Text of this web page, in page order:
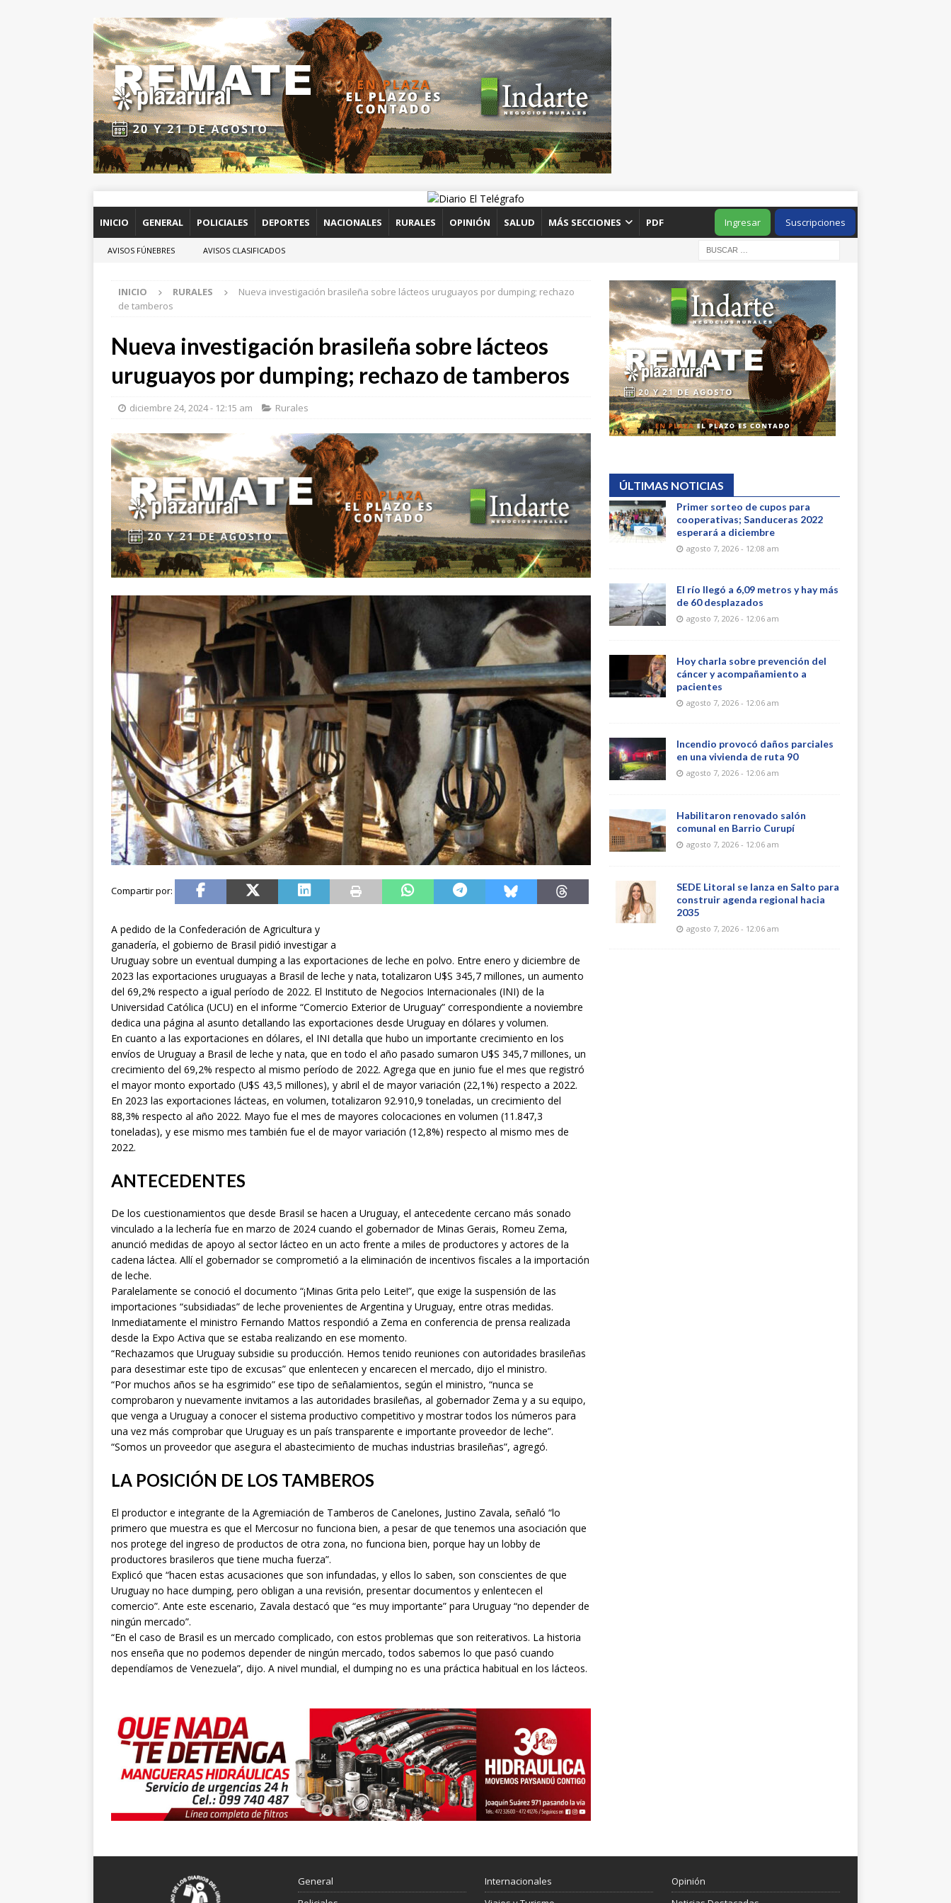
INICIO GENERAL POLICIALES DEPORTES NACIONALES RURALES OPINIÓN SALUD MÁS SECCIONES PDF Suscripciones
Ingresar
AVISOS FÚNEBRES AVISOS CLASIFICADOS
INICIO RURALES
Nueva investigación brasileña sobre lácteos uruguayos por dumping; rechazo
de tamberos
Nueva investigación brasileña sobre lácteos
uruguayos por dumping; rechazo de tamberos
diciembre 24, 2024 - 12:15 am Rurales
A pedido de la Confederación de Agricultura y
ganadería, el gobierno de Brasil pidió investigar a
Uruguay sobre un eventual dumping a las exportaciones de leche en polvo. Entre enero y diciembre de
2023 las exportaciones uruguayas a Brasil de leche y nata, totalizaron U$S 345,7 millones, un aumento
del 69,2% respecto a igual período de 2022. El Instituto de Negocios Internacionales (INI) de la
Universidad Católica (UCU) en el informe “Comercio Exterior de Uruguay” correspondiente a noviembre
dedica una página al asunto detallando las exportaciones desde Uruguay en dólares y volumen.
En cuanto a las exportaciones en dólares, el INI detalla que hubo un importante crecimiento en los
envíos de Uruguay a Brasil de leche y nata, que en todo el año pasado sumaron U$S 345,7 millones, un
crecimiento del 69,2% respecto al mismo período de 2022. Agrega que en junio fue el mes que registró
el mayor monto exportado (U$S 43,5 millones), y abril el de mayor variación (22,1%) respecto a 2022.
En 2023 las exportaciones lácteas, en volumen, totalizaron 92.910,9 toneladas, un crecimiento del
88,3% respecto al año 2022. Mayo fue el mes de mayores colocaciones en volumen (11.847,3
toneladas), y ese mismo mes también fue el de mayor variación (12,8%) respecto al mismo mes de
2022.
ANTECEDENTES
De los cuestionamientos que desde Brasil se hacen a Uruguay, el antecedente cercano más sonado
vinculado a la lechería fue en marzo de 2024 cuando el gobernador de Minas Gerais, Romeu Zema,
anunció medidas de apoyo al sector lácteo en un acto frente a miles de productores y actores de la
cadena láctea. Allí el gobernador se comprometió a la eliminación de incentivos fiscales a la importación
de leche.
Paralelamente se conoció el documento “¡Minas Grita pelo Leite!”, que exige la suspensión de las
importaciones “subsidiadas” de leche provenientes de Argentina y Uruguay, entre otras medidas.
Inmediatamente el ministro Fernando Mattos respondió a Zema en conferencia de prensa realizada
desde la Expo Activa que se estaba realizando en ese momento.
“Rechazamos que Uruguay subsidie su producción. Hemos tenido reuniones con autoridades brasileñas
para desestimar este tipo de excusas” que enlentecen y encarecen el mercado, dijo el ministro.
“Por muchos años se ha esgrimido” ese tipo de señalamientos, según el ministro, “nunca se
comprobaron y nuevamente invitamos a las autoridades brasileñas, al gobernador Zema y a su equipo,
que venga a Uruguay a conocer el sistema productivo competitivo y mostrar todos los números para
una vez más comprobar que Uruguay es un país transparente e importante proveedor de leche”.
“Somos un proveedor que asegura el abastecimiento de muchas industrias brasileñas”, agregó.
LA POSICIÓN DE LOS TAMBEROS
El productor e integrante de la Agremiación de Tamberos de Canelones, Justino Zavala, señaló “lo
primero que muestra es que el Mercosur no funciona bien, a pesar de que tenemos una asociación que
nos protege del ingreso de productos de otra zona, no funciona bien, porque hay un lobby de
productores brasileros que tiene mucha fuerza”.
Explicó que “hacen estas acusaciones que son infundadas, y ellos lo saben, son conscientes de que
Uruguay no hace dumping, pero obligan a una revisión, presentar documentos y enlentecen el
comercio”. Ante este escenario, Zavala destacó que “es muy importante” para Uruguay “no depender de
ningún mercado”.
“En el caso de Brasil es un mercado complicado, con estos problemas que son reiterativos. La historia
nos enseña que no podemos depender de ningún mercado, todos sabemos lo que pasó cuando
dependíamos de Venezuela”, dijo. A nivel mundial, el dumping no es una práctica habitual en los lácteos.
ÚLTIMAS NOTICIAS
Primer sorteo de cupos para
cooperativas; Sanduceras 2022
esperará a diciembre
agosto 7, 2026 - 12:08 am
El río llegó a 6,09 metros y hay más
de 60 desplazados
agosto 7, 2026 - 12:06 am
Hoy charla sobre prevención del
cáncer y acompañamiento a
pacientes
agosto 7, 2026 - 12:06 am
Incendio provocó daños parciales
en una vivienda de ruta 90
agosto 7, 2026 - 12:06 am
Habilitaron renovado salón
comunal en Barrio Curupí
agosto 7, 2026 - 12:06 am
SEDE Litoral se lanza en Salto para
construir agenda regional hacia
2035
agosto 7, 2026 - 12:06 am
General
Internacionales
Opinión